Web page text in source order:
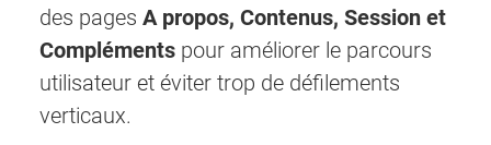
des pages A propos, Contenus, Session et
Compléments pour améliorer le parcours
utilisateur et éviter trop de défilements
verticaux.